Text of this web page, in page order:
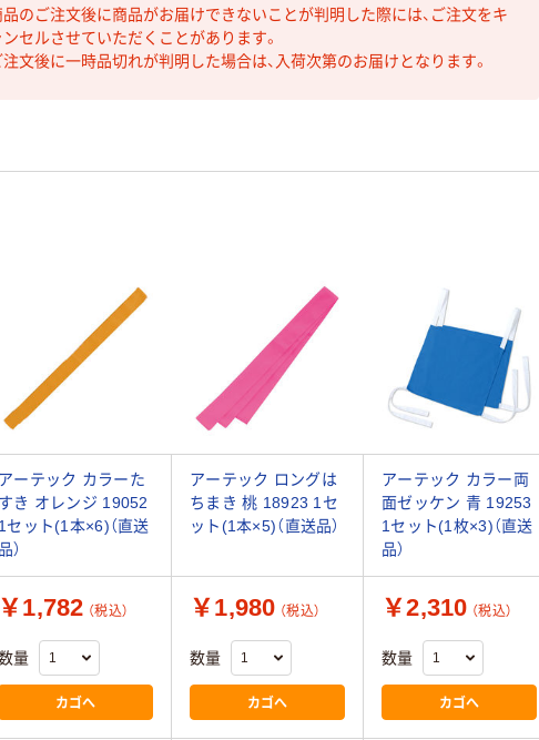
品のご注文後に商品がお届けできないことが判明した際には、ご注文をキ
ンセルさせていただくことがあります。
注文後に一時品切れが判明した場合は、入荷次第のお届けとなります。
アーテック カラーた
すき オレンジ 19052
1セット(1本×6)（直送
品）
アーテック ロングは
ちまき 桃 18923 1セ
ット(1本×5)（直送品）
アーテック カラー両
面ゼッケン 青 19253
1セット(1枚×3)（直送
品）
￥1,782 （税込）
量
カゴへ
￥1,980 （税込）
数量
カゴへ
￥2,310 （税込）
数量
カゴへ